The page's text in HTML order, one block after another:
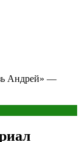
Андрей» —